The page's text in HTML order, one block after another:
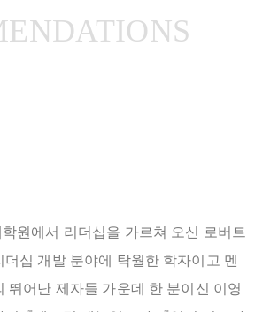
원에서 리더십을 가르쳐 오신 로버트
십 개발 분야에 탁월한 학자이고 멘
뛰어난 제자들 가운데 한 분이신 이영